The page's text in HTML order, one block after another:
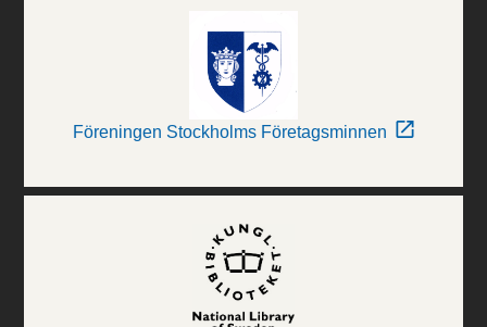
Föreningen Stockholms Företagsminnen